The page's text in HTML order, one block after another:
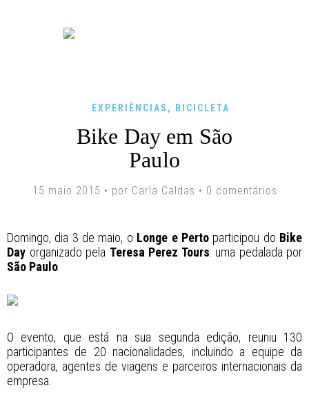
EXPERIÊNCIAS , BICICLETA
Bike Day em São
Paulo
15 maio 2015 • por Carla Caldas • 0 comentários
Domingo, dia 3 de maio, o Longe e Pertoparticipou do Bike
Day organizado pela Teresa Perez Tours: uma pedalada por
São Paulo
O evento, que está na sua segunda edição, reuniu 130
participantes de 20 nacionalidades, incluindo a equipe da
operadora, agentes de viagens e parceiros internacionais da
empresa.